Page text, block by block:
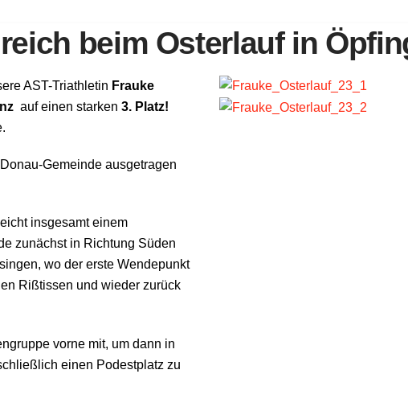
beim Osterlauf in
AST-Triathletin Frauke
auf einen starken 3. Platz!
Gemeinde ausgetragen
insgesamt einem
zunächst in Richtung Süden
wo der erste Wendepunkt
Rißtissen und wieder zurück
vorne mit, um dann in
einen Podestplatz zu